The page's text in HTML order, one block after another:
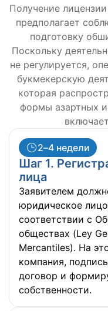
Получение
предполагает
подготовку
Поскольку
не регулируется,
букмекерскую
которая
формы азартных
Шаг 1.
лица
2–4 недели
Заявителем
юридическое
соответствии с
обществах (Ley
Mercantiles). На
компания,
договор и
собственности.